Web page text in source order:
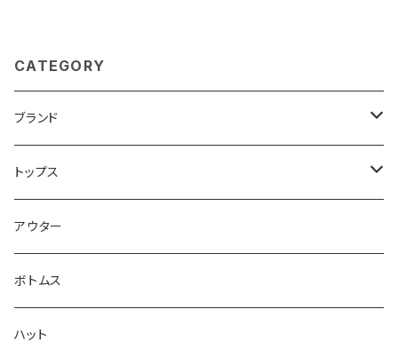
CATEGORY
ブランド
CROSSJAM
carhartt
Dickies
Frame
トップス
Tシャツ
シャツ
スウェット/パーカー
アウター
ボトムス
ハット